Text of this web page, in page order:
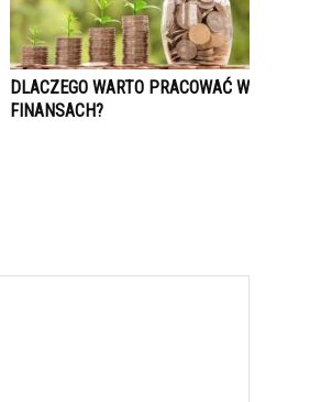
DLACZEGO WARTO PRACOWAĆ W
FINANSACH?